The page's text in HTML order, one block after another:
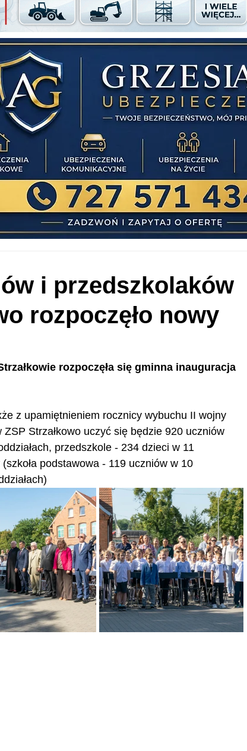
i przedszkolaków
rozpoczęło nowy
rozpoczęła się gminna inauguracja
z upamiętnieniem rocznicy wybuchu II wojny
Strzałkowo uczyć się będzie 920 uczniów
przedszkole - 234 dzieci w 11
podstawowa - 119 uczniów w 10